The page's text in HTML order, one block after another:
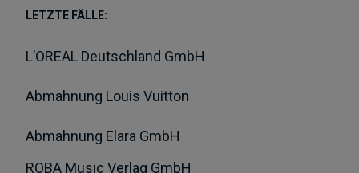
LETZTE FÄLLE:
L’OREAL Deutschland GmbH
Abmahnung Louis Vuitton
Abmahnung Elara GmbH
ROBA Music Verlag GmbH